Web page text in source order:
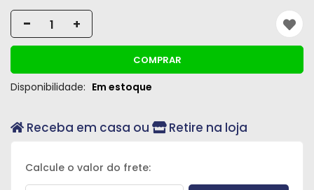
- +
COMPRAR
Disponibilidade: Em estoque
Receba em casa ou Retire na loja